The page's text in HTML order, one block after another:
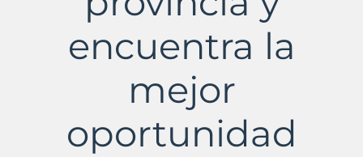
encuentra la
mejor
oportunidad